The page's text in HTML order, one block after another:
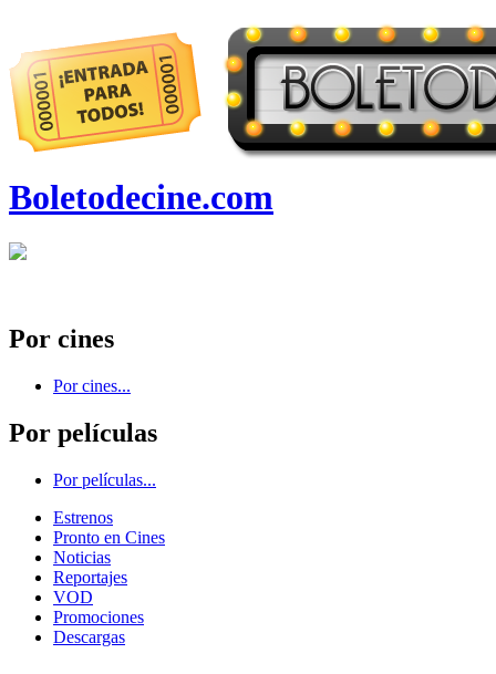
Boletodecine.com
Por cines
Por cines...
Por películas
Por películas...
Estrenos
Pronto en Cines
Noticias
Reportajes
VOD
Promociones
Descargas